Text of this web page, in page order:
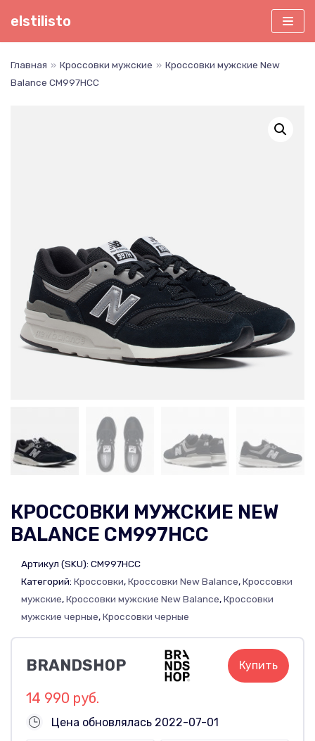
Перейти
elstilisto
Главная » Кроссовки мужские » Кроссовки мужские New
Balance CM997HCC
КРОССОВКИ МУЖСКИЕ NEW
BALANCE CM997HCC
Артикул (SKU): CM997HCC
Категорий: Кроссовки,Кроссовки New Balance,Кроссовки
мужские,Кроссовки мужские New Balance,Кроссовки
мужские черные,Кроссовки черные
BRANDSHOP Купить
14 990 руб.
Цена обновлялась 2022-07-01